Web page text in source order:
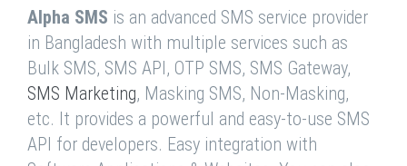
Alpha SMS is an advanced SMS service provider
in Bangladesh with multiple services such as
Bulk SMS, SMS API, OTP SMS, SMS Gateway,
SMS Marketing, Masking SMS, Non-Masking,
etc. It provides a powerful and easy-to-use SMS
API for developers. Easy integration with